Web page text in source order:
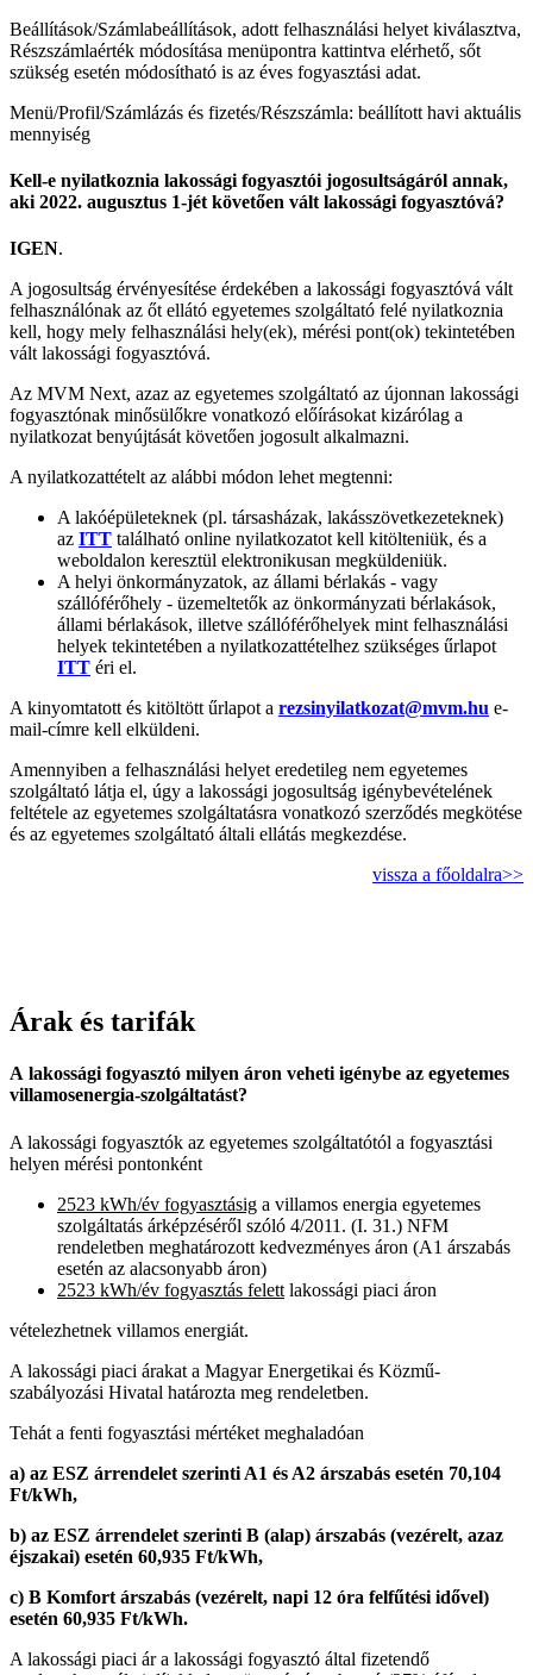
Beállítások/Számlabeállítások, adott felhasználási helyet kiválasztva,
Részszámlaérték módosítása menüpontra kattintva elérhető, sőt
szükség esetén módosítható is az éves fogyasztási adat.
Menü/Profil/Számlázás és fizetés/Részszámla: beállított havi aktuális
mennyiség
Kell-e nyilatkoznia lakossági fogyasztói jogosultságáról annak,
aki 2022. augusztus 1-jét követően vált lakossági fogyasztóvá?
IGEN.
A jogosultság érvényesítése érdekében a lakossági fogyasztóvá vált
felhasználónak az őt ellátó egyetemes szolgáltató felé nyilatkoznia
kell, hogy mely felhasználási hely(ek), mérési pont(ok) tekintetében
vált lakossági fogyasztóvá.
Az MVM Next, azaz az egyetemes szolgáltató az újonnan lakossági
fogyasztónak minősülőkre vonatkozó előírásokat kizárólag a
nyilatkozat benyújtását követően jogosult alkalmazni.
A nyilatkozattételt az alábbi módon lehet megtenni:
A lakóépületeknek (pl. társasházak, lakásszövetkezeteknek)
az ITT található online nyilatkozatot kell kitölteniük, és a
weboldalon keresztül elektronikusan megküldeniük.
A helyi önkormányzatok, az állami bérlakás - vagy
szállóférőhely - üzemeltetők az önkormányzati bérlakások,
állami bérlakások, illetve szállóférőhelyek mint felhasználási
helyek tekintetében a nyilatkozattételhez szükséges űrlapot
ITT éri el.
A kinyomtatott és kitöltött űrlapot a rezsinyilatkozat@mvm.hu e-
mail-címre kell elküldeni.
Amennyiben a felhasználási helyet eredetileg nem egyetemes
szolgáltató látja el, úgy a lakossági jogosultság igénybevételének
feltétele az egyetemes szolgáltatásra vonatkozó szerződés megkötése
és az egyetemes szolgáltató általi ellátás megkezdése.
vissza a főoldalra>>
Árak és tarifák
A lakossági fogyasztó milyen áron veheti igénybe az egyetemes
villamosenergia-szolgáltatást?
A lakossági fogyasztók az egyetemes szolgáltatótól a fogyasztási
helyen mérési pontonként
2523 kWh/év fogyasztásig a villamos energia egyetemes
szolgáltatás árképzéséről szóló 4/2011. (I. 31.) NFM
rendeletben meghatározott kedvezményes áron (A1 árszabás
esetén az alacsonyabb áron)
2523 kWh/év fogyasztás felett lakossági piaci áron
vételezhetnek villamos energiát.
A lakossági piaci árakat a Magyar Energetikai és Közmű-
szabályozási Hivatal határozta meg rendeletben.
Tehát a fenti fogyasztási mértéket meghaladóan
a) az ESZ árrendelet szerinti A1 és A2 árszabás esetén 70,104
Ft/kWh,
b) az ESZ árrendelet szerinti B (alap) árszabás (vezérelt, azaz
éjszakai) esetén 60,935 Ft/kWh,
c) B Komfort árszabás (vezérelt, napi 12 óra felfűtési idővel)
esetén 60,935 Ft/kWh.
A lakossági piaci ár a lakossági fogyasztó által fizetendő